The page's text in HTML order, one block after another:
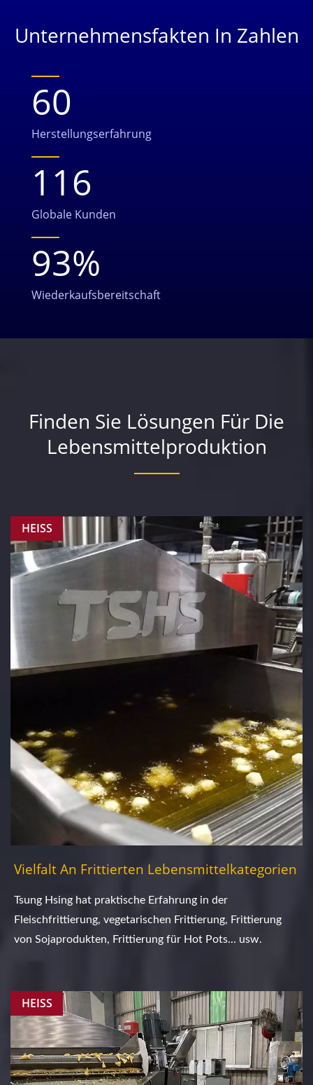
Unternehmensfakten In Zahlen
60
Herstellungserfahrung
116
Globale Kunden
93%
Wiederkaufsbereitschaft
Finden Sie Lösungen Für Die
Lebensmittelproduktion
HEISS
Vielfalt An Frittierten Lebensmittelkategorien
Tsung Hsing hat praktische Erfahrung in der
Fleischfrittierung, vegetarischen Frittierung, Frittierung
von Sojaprodukten, Frittierung für Hot Pots... usw.
HEISS